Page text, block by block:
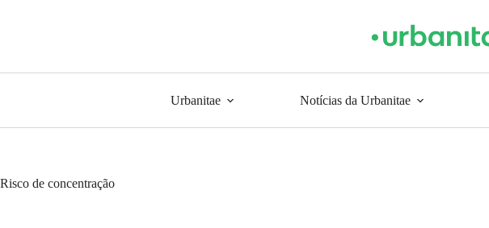
Urbanitae Notícias da Urbanitae
Risco de concentração